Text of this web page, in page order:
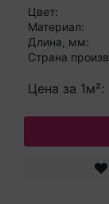
Цвет:
Материал:
Длина, мм:
Страна
Цена за 1м²: